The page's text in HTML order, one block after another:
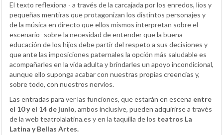
El texto reflexiona - a través de la carcajada por los enredos, líos y
pequeñas mentiras que protagonizan los distintos personajes y
de la música en directo que ellos mismos interpretan sobre el
escenario- sobre la necesidad de entender que la buena
educación de los hijos debe partir del respeto a sus decisiones y
que ante las imposiciones paternales la opción más saludable es
acompañarles en la vida adulta y brindarles un apoyo incondicional,
aunque ello suponga acabar con nuestras propias creencias y,
sobre todo, con nuestros nervios.
Las entradas para ver las funciones, que estarán en escena entre
el 10 y el 14 de junio, ambos inclusive, pueden adquirirse a través
de la web teatrolalatina.es y en la taquilla de los teatros La
Latina y Bellas Artes.